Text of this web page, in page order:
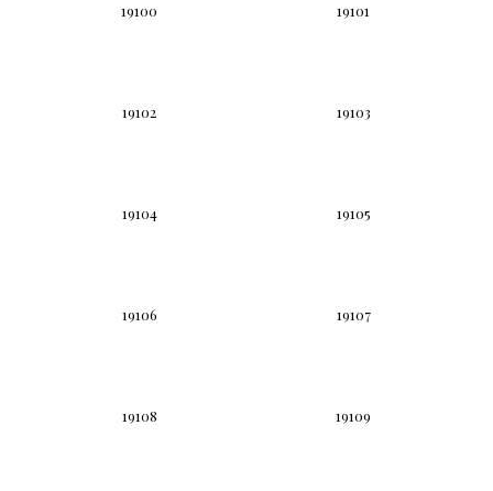
19100 19101
19102 19103
19104 19105
19106 19107
19108 19109